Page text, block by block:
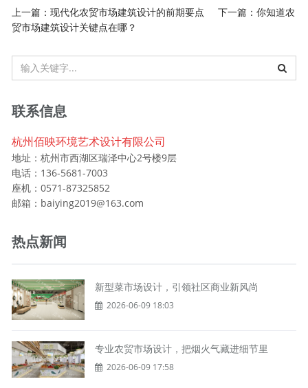
上一篇：现代化农贸市场建筑设计的前期要点 下一篇：你知道农
贸市场建筑设计关键点在哪？
联系信息
杭州佰映环境艺术设计有限公司
地址：杭州市西湖区瑞泽中心2号楼9层
电话：136-5681-7003
座机：0571-87325852
邮箱：baiying2019@163.com
热点新闻
新型菜市场设计，引领社区商业新风尚
2026-06-09 18:03
专业农贸市场设计，把烟火气藏进细节里
2026-06-09 17:58